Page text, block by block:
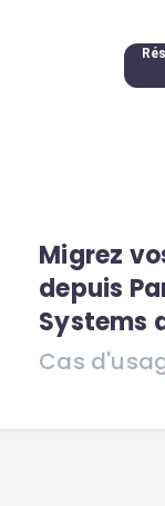
Migrez
depuis
Systems
Cas